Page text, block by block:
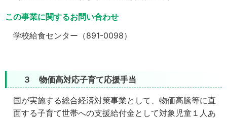
この事業に関するお問い合わせ
学校給食センター（891-0098）
３ 物価高対応子育て応援手当
国が実施する総合経済対策事業として、物価高騰等に直
面する子育て世帯への支援給付金として対象児童１人あ